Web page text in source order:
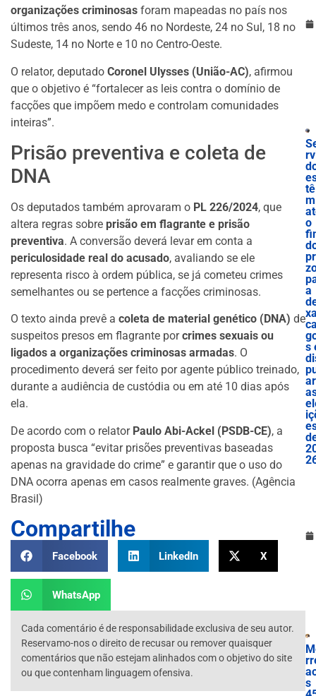
organizações criminosas foram mapeadas no país nos
últimos três anos, sendo 46 no Nordeste, 24 no Sul, 18 no
Sudeste, 14 no Norte e 10 no Centro-Oeste.
O relator, deputado Coronel Ulysses (União-AC), afirmou
que o objetivo é “fortalecer as leis contra o domínio de
facções que impõem medo e controlam comunidades
inteiras”.
Prisão preventiva e coleta de
DNA
Os deputados também aprovaram o PL 226/2024, que
altera regras sobre prisão em flagrante e prisão
preventiva. A conversão deverá levar em conta a
periculosidade real do acusado, avaliando se ele
representa risco à ordem pública, se já cometeu crimes
semelhantes ou se pertence a facções criminosas.
O texto ainda prevê a coleta de material genético (DNA) de
suspeitos presos em flagrante porcrimes sexuais ou
ligados a organizações criminosas armadas. O
procedimento deverá ser feito por agente público treinado,
durante a audiência de custódia ou em até 10 dias após
ela.
De acordo com o relator Paulo Abi-Ackel (PSDB-CE), a
proposta busca “evitar prisões preventivas baseadas
apenas na gravidade do crime” e garantir que o uso do
DNA ocorra apenas em casos realmente graves. (Agência
Brasil)
Compartilhe
Facebook LinkedIn X
WhatsApp
Cada comentário é de responsabilidade exclusiva de seu autor.
Reservamo-nos o direito de recusar ou remover quaisquer
comentários que não estejam alinhados com o objetivo do site
ou que contenham linguagem ofensiva.
tê
m
o
a
s
ar
s